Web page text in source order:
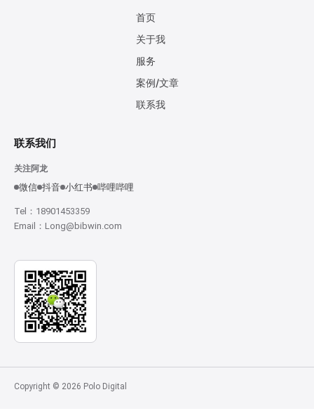
首页
关于我
服务
案例/文章
联系我
联系我们
关注阿龙
微信 抖音 小红书 哔哩哔哩
Tel：18901453359
Email：Long@bibwin.com
Copyright © 2026 Polo Digital